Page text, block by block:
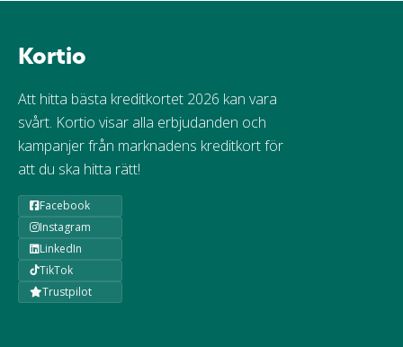
Kortio
Att hitta bästa kreditkortet 2026 kan vara
svårt. Kortio visar alla erbjudanden och
kampanjer från marknadens kreditkort för
att du ska hitta rätt!
Facebook
Instagram
LinkedIn
TikTok
Trustpilot